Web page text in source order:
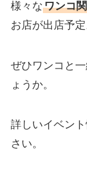
様々なワンコ
お店が出店予定
ぜひワンコと
ょうか。
詳しいイベント
さい。